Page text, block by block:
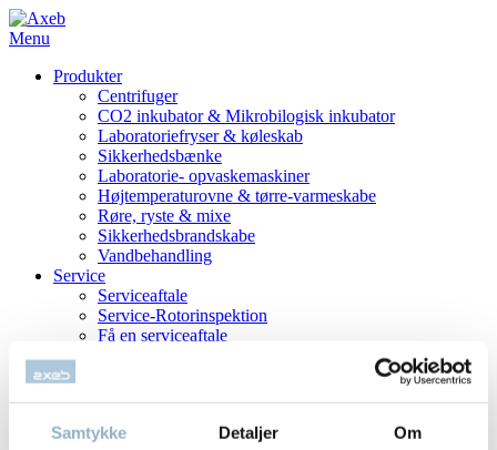
Samtykke Detaljer Om
Menu
Produkter
Centrifuger
CO2 inkubator & Mikrobilogisk inkubator
Laboratoriefryser & køleskab
Sikkerhedsbænke
Laboratorie- opvaskemaskiner
Højtemperaturovne & tørre-varmeskabe
Røre, ryste & mixe
Sikkerhedsbrandskabe
Vandbehandling
Service
Serviceaftale
Service-Rotorinspektion
Få en serviceaftale
Værd at vide
Om CO2 inkubatorer